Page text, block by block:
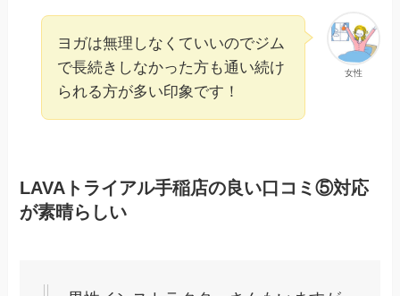
女性
ヨガは無理しなくていいのでジム
で長続きしなかった方も通い続け
られる方が多い印象です！
LAVAトライアル手稲店の良い口コミ⑤対応
が素晴らしい